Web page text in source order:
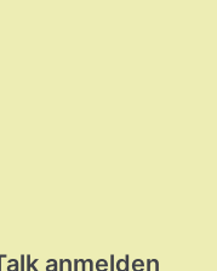
anmelden